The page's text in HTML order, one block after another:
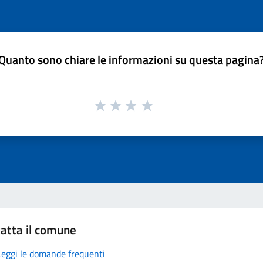
sono chiare le informazioni su questa
il comune
le domande frequenti